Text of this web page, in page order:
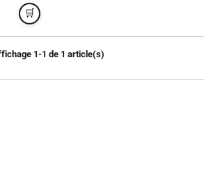
1-1 de 1 article(s)